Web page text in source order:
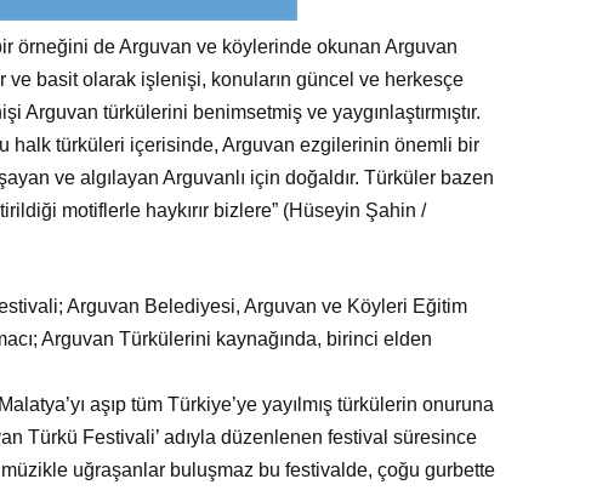
örneğini de Arguvan ve köylerinde okunan Arguvan
ve basit olarak işlenişi, konuların güncel ve herkesçe
türkülerini benimsetmiş ve yaygınlaştırmıştır.
halk türküleri içerisinde, Arguvan ezgilerinin önemli bir
ve algılayan Arguvanlı için doğaldır. Türküler bazen
motiflerle haykırır bizlere” (Hüseyin Şahin /
Arguvan Belediyesi, Arguvan ve Köyleri Eğitim
Arguvan Türkülerini kaynağında, birinci elden
aşıp tüm Türkiye’ye yayılmış türkülerin onuruna
Türkü Festivali’ adıyla düzenlenen festival süresince
uğraşanlar buluşmaz bu festivalde, çoğu gurbette